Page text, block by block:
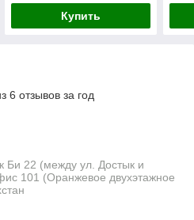
Купить
6 отзывов за год
22 (между ул. Достык и
101 (Оранжевое двухэтажное